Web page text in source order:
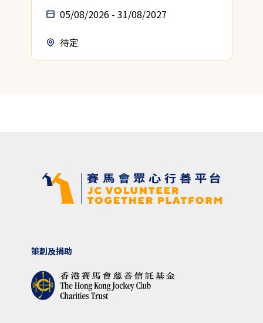
05/08/2026 - 31/08/2027
待定
策劃及捐助